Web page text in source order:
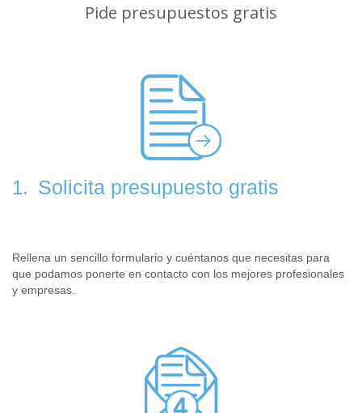
Pide presupuestos gratis
1. Solicita presupuesto gratis
Rellena un sencillo formulario y cuéntanos que necesitas para
que podamos ponerte en contacto con los mejores profesionales
y empresas.